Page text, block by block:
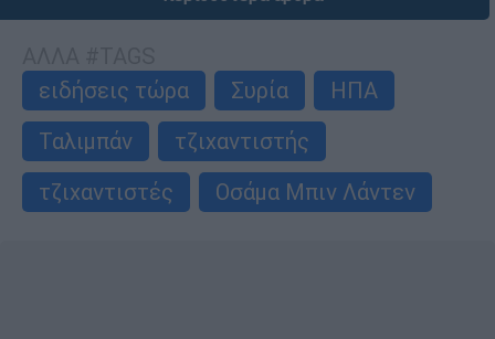
ειδήσεις τώρα
Συρία
ΗΠΑ
Ταλιμπάν
τζιχαντιστής
τζιχαντιστές
Οσάμα Μπιν Λάντεν